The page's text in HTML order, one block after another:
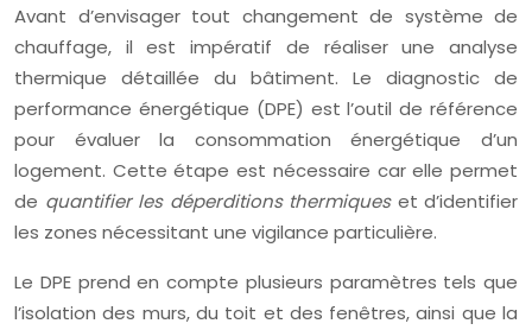
Avant d’envisager tout changement de système de
chauffage, il est impératif de réaliser une analyse
thermique détaillée du bâtiment. Le diagnostic de
performance énergétique (DPE) est l’outil de référence
pour évaluer la consommation énergétique d’un
logement. Cette étape est nécessaire car elle permet
de quantifier les déperditions thermiques et d’identifier
les zones nécessitant une vigilance particulière.
Le DPE prend en compte plusieurs paramètres tels que
l’isolation des murs, du toit et des fenêtres, ainsi que la